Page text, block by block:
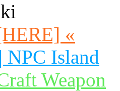
«
NPC Island
Weapon